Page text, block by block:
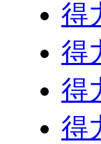
得
得
得
得